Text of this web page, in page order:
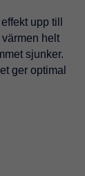
upp till
helt
sjunker.
ger optimal